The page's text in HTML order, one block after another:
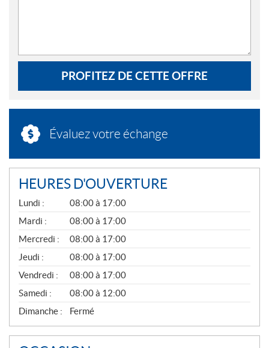
PROFITEZ DE CETTE OFFRE
Évaluez votre échange
HEURES D'OUVERTURE
G
É
N
É
R
A
L
Lundi :
08:00 à 17:00
Mardi :
08:00 à 17:00
Mercredi :
08:00 à 17:00
Jeudi :
08:00 à 17:00
Vendredi :
08:00 à 17:00
Samedi :
08:00 à 12:00
Dimanche :
Fermé